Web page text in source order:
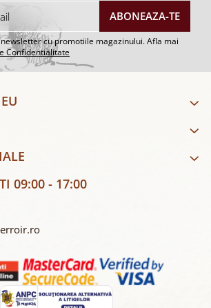
cu promotiile magazinului. Afla mai
Confidentialitate
09:00 - 17:00